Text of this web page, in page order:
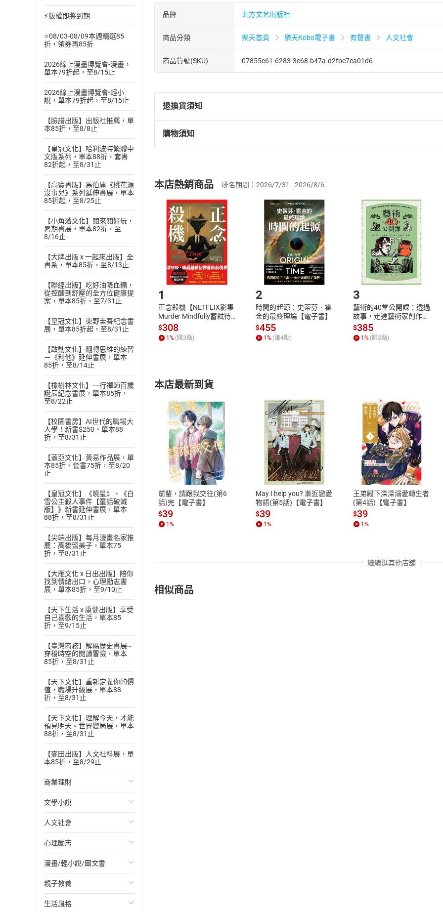
⚡版權即將到期
⭐08/03-08/09本週精選85
折，領券再85折
2026線上漫畫博覽會-漫畫，
單本79折起，至8/15止
2026線上漫畫博覽會-輕小
說，單本79折起，至8/15止
【臉譜出版】出版社推薦，單
本85折，至8/8止
【皇冠文化】哈利波特繁體中
文版系列，單本88折，套書
82折起，至8/31止
【高寶書版】馬伯庸《桃花源
沒事兒》系列延伸書展，單本
85折起，至8/25止
【小角落文化】閱來閱好玩，
暑期書展，單本82折，至
8/16止
【大牌出版 x 一起來出版】全
書系，單本85折，至8/13止
【聯經出版】吃好油降血糖，
從控醣到舒壓的全方位健康提
案，單本85折，至7/31止
【皇冠文化】東野圭吾紀念書
展，單本85折起，至8/31止
【啟動文化】翻轉思維的練習
－《利他》延伸書展，單本
85折，至8/14止
【橡樹林文化】一行禪師百歲
誕辰紀念書展，單本85折，
至8/22止
【校園書房】AI世代的職場大
人學！新書$250、單本88
折，至8/31止
【蓋亞文化】黃易作品展，單
本85折、套書75折，至8/20
止
【皇冠文化】《曉星》、《白
雪公主殺人事件【童話破滅
版】》新書延伸書展，單本
88折，至8/31止
【尖端出版】每月漫畫名家推
薦：高橋留美子，單本75
折，至8/31止
【大雁文化 x 日出出版】陪你
找到情緒出口，心理勵志書
展，單本85折，至9/10止
【天下生活 x 康健出版】享受
自己喜歡的生活，單本85
折，至9/15止
【臺灣商務】解碼歷史書展~
穿梭時空的閱讀冒險，單本
85折，至8/31止
【天下文化】重新定義你的價
值，職場升級展，單本88
折，至8/31止
【天下文化】理解今天，才能
預見明天。世界變局展，單本
88折，至8/31止
【麥田出版】人文社科展，單
本85折，至8/29止
商業理財
投資理財
經濟/趨勢
財務/金融
管理/領導
職場工作術
成功法
文學小說
歐美文學
日本文學
韓國文學
華文文學
經典文學
人文社會
國際關係
政治
社會科學
台灣/中國歷史
心理勵志
心靈成長/情緒
人際關係
兩性關係
漫畫/輕小說/圖文書
輕小說
奇幻/科幻
親子教養
教育現場
生活風格
品牌 北方文艺出版社
商品分類 樂天首頁 樂天Kobo電子書 有聲書 人文社會
商品貨號(SKU) 07855e61-6283-3c68-b47a-d2fbe7ea01d6
退換貨須知
退換貨規定：
(一)依消費者保護法第19條第1項後段暨通訊交易解除權合理例外情事適用
(二)消費者訂購本店鋪之商品即代表知悉本店鋪所銷售之商品為電子書，
且已下載/存取電子書，不得請求退貨退款。
退貨方式：您欲取消訂單或辦理退貨時，請登入樂天市場，並於「我的訂單
貨」，本店鋪將依您的申請進行審核，待審核通過後將為您辦理退款事宜。
請注意，樂天市場須以整筆訂單為單位進行取消/退貨，恕無法以單支商品取
購物須知
挑選商品
Choose
放入購物車
Shopping cart
登入帳號
Login
購書後，如何開始使用？
Step1.選擇閱讀載具 Step2.登入
付款方式
ATM轉帳、信用卡、LINE PAY、AFTEE
退換貨規範
本店是否提供消費者保護法七日猶
之權利，遽消費者保護法及通訊交
除權合理例外情事適用準則，依商
質各有不同規定。詳細退換貨說明
照各商品說明。
本店熱銷商品 排名期間：2026/7/31 - 2026/8/6
1
正念殺機【NETFLIX影集
Murder Mindfully蓄弒待
發】【電子書】
$308
1 % (賺3點)
2
時間的起源：史蒂芬．霍
金的最終理論【電子書】
$455
1 % (賺4點)
3
藝術的40堂公開課：透過
故事，走進藝術家創作現
場，看藝術如何誕生、如
何形塑人類生活【電子
書】
$385
1 % (賺3點)
本店最新到貨
前輩，請跟我交往(第6
話)完【電子書】
$39
1 %
May I help you? 漸近戀愛
物語(第5話)【電子書】
$39
1 %
王弟殿下深深溺愛轉生者
(第4話)【電子書】
$39
1 %
繼續逛其他店舖
相似商品